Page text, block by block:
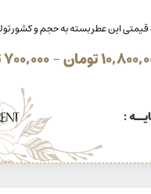
قیمتی این عطر بسته به حجم و کشور
تومان–
700,000
: